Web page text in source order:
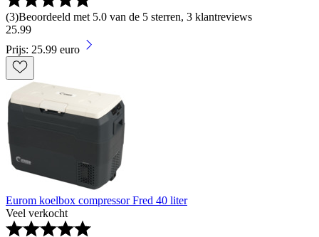
(3)Beoordeeld met 5.0 van de 5 sterren, 3 klantreviews
25.99
Prijs: 25.99 euro
Eurom koelbox compressor Fred 40 liter
Veel verkocht